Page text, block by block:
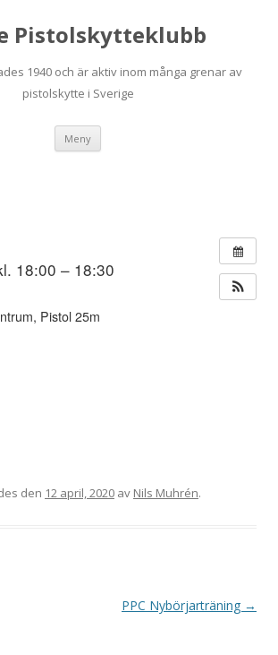
Pistolskytteklubb
1940 och är aktiv inom många grenar av
pistolskytte i Sverige
Meny
18:00 – 18:30
Pistol 25m
den 12 april, 2020 av Nils Muhrén.
PPC Nybörjarträning →